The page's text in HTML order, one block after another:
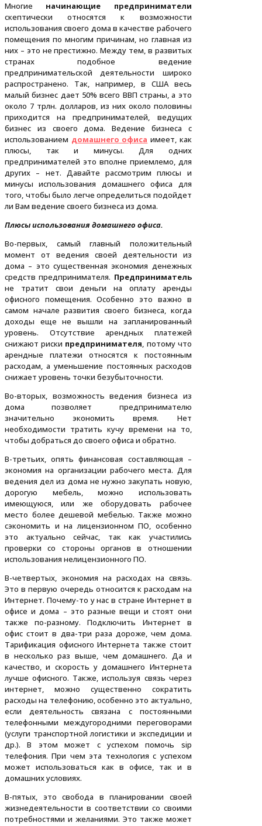
Многие начинающие предприниматели
скептически относятся к возможности
использования своего дома в качестве рабочего
помещения по многим причинам, но главная из
них – это не престижно. Между тем, в развитых
странах подобное ведение
предпринимательской деятельности широко
распространено. Так, например, в США весь
малый бизнес дает 50% всего ВВП страны, а это
около 7 трлн. долларов, из них около половины
приходится на предпринимателей, ведущих
бизнес из своего дома. Ведение бизнеса с
использованием домашнего офиса имеет, как
плюсы, так и минусы. Для одних
предпринимателей это вполне приемлемо, для
других – нет. Давайте рассмотрим плюсы и
минусы использования домашнего офиса для
того, чтобы было легче определиться подойдет
ли Вам ведение своего бизнеса из дома.
Плюсы использования домашнего офиса.
Во-первых, самый главный положительный
момент от ведения своей деятельности из
дома – это существенная экономия денежных
средств предпринимателя. Предприниматель
не тратит свои деньги на оплату аренды
офисного помещения. Особенно это важно в
самом начале развития своего бизнеса, когда
доходы еще не вышли на запланированный
уровень. Отсутствие арендных платежей
снижают риски предпринимателя, потому что
арендные платежи относятся к постоянным
расходам, а уменьшение постоянных расходов
снижает уровень точки безубыточности.
Во-вторых, возможность ведения бизнеса из
дома позволяет предпринимателю
значительно экономить время. Нет
необходимости тратить кучу времени на то,
чтобы добраться до своего офиса и обратно.
В-третьих, опять финансовая составляющая –
экономия на организации рабочего места. Для
ведения дел из дома не нужно закупать новую,
дорогую мебель, можно использовать
имеющуюся, или же оборудовать рабочее
место более дешевой мебелью. Также можно
сэкономить и на лицензионном ПО, особенно
это актуально сейчас, так как участились
проверки со стороны органов в отношении
использования нелицензионного ПО.
В-четвертых, экономия на расходах на связь.
Это в первую очередь относится к расходам на
Интернет. Почему-то у нас в стране Интернет в
офисе и дома – это разные вещи и стоят они
также по-разному. Подключить Интернет в
офис стоит в два-три раза дороже, чем дома.
Тарификация офисного Интернета также стоит
в несколько раз выше, чем домашнего. Да и
качество, и скорость у домашнего Интернета
лучше офисного. Также, используя связь через
интернет, можно существенно сократить
расходы на телефонию, особенно это актуально,
если деятельность связана с постоянными
телефонными междугородними переговорами
(услуги транспортной логистики и экспедиции и
др.). В этом может с успехом помочь sip
телефония. При чем эта технология с успехом
может использоваться как в офисе, так и в
домашних условиях.
В-пятых, это свобода в планировании своей
жизнедеятельности в соответствии со своими
потребностями и желаниями. Это также может